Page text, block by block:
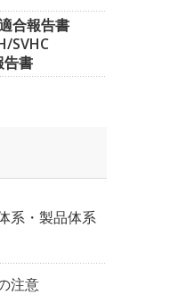
合報告書
SVHC
告書
系・製品体系
注意